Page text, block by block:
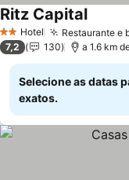
2 Estrelas
Hotel Restaurante e
Ritz CapitalVer
7,2 130 a 1.6 km
Selecione as datas
exatos.